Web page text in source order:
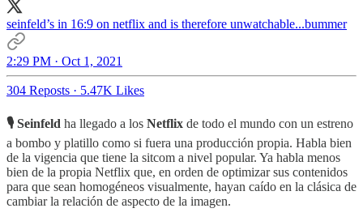
seinfeld’s in 16:9 on netflix and is therefore unwatchable...bummer
2:29 PM · Oct 1, 2021
304 Reposts · 5.47K Likes
🎙 Seinfeld ha llegado a los Netflix de todo el mundo con un estreno
a bombo y platillo como si fuera una producción propia. Habla bien
de la vigencia que tiene la sitcom a nivel popular. Ya habla menos
bien de la propia Netflix que, en orden de optimizar sus contenidos
para que sean homogéneos visualmente, hayan caído en la clásica de
cambiar la relación de aspecto de la imagen.